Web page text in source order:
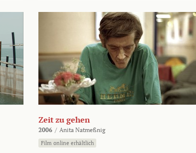
Zeit zu gehen
2006 / Anita Natmeßnig
Film online erhältlich